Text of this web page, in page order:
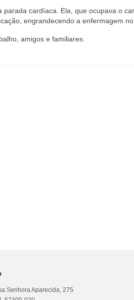
cardíaca. Ela, que ocupava o
engrandecendo a enfermagem
amigos e familiares.
Senhora Aparecida, 275